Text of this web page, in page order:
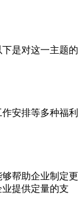
是对这一主题的
安排等多种福利
帮助企业制定更
提供定量的支